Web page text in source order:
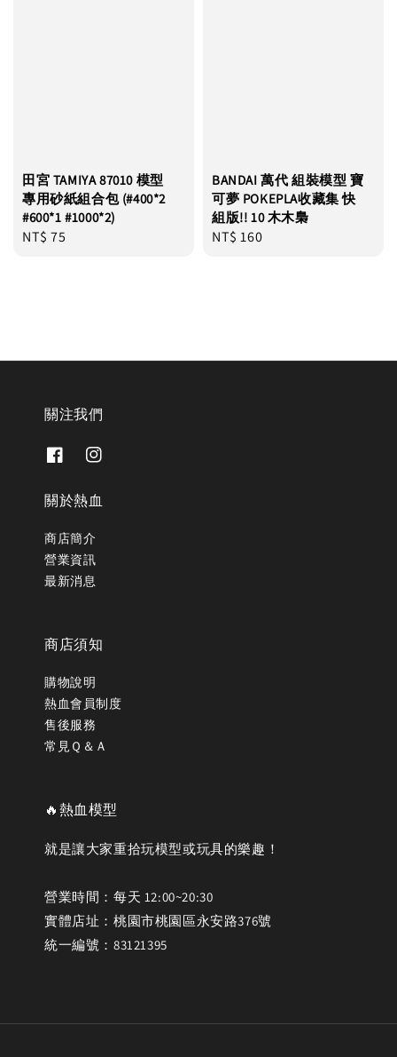
田宮 TAMIYA 87010 模型
專用砂紙組合包 (#400*2
#600*1 #1000*2)
Regular
NT$ 75
BANDAI 萬代 組裝模型 寶
可夢 POKEPLA收藏集 快
組版!! 10 木木梟
Regular
NT$ 160
關注我們
關於熱血
商店簡介
營業資訊
最新消息
商店須知
購物說明
熱血會員制度
售後服務
常見Ｑ＆Ａ
🔥熱血模型
就是讓大家重拾玩模型或玩具的樂趣！
營業時間：每天 12:00~20:30
實體店址：桃園市桃園區永安路376號
統一編號：83121395